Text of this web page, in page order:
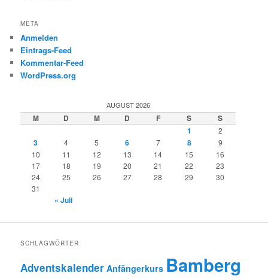
META
Anmelden
Eintrags-Feed
Kommentar-Feed
WordPress.org
AUGUST 2026
M D M D F S
S
1
2
3 4 5 6 7 8
9
10
11 12 13 14 15
16
17
18 19 20 21 22
23
24
25 26 27 28 29
30
31
« Juli
SCHLAGWÖRTER
Adventskalender Anfängerkurs Bamberg